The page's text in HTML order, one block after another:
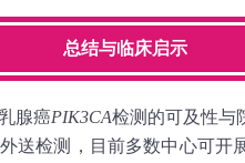
总结与临床启示
腺癌PIK3CA检测的可及性与
送检测，目前多数中心可开